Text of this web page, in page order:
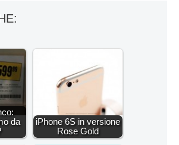
da
iPhone 6S in versione
Rose Gold